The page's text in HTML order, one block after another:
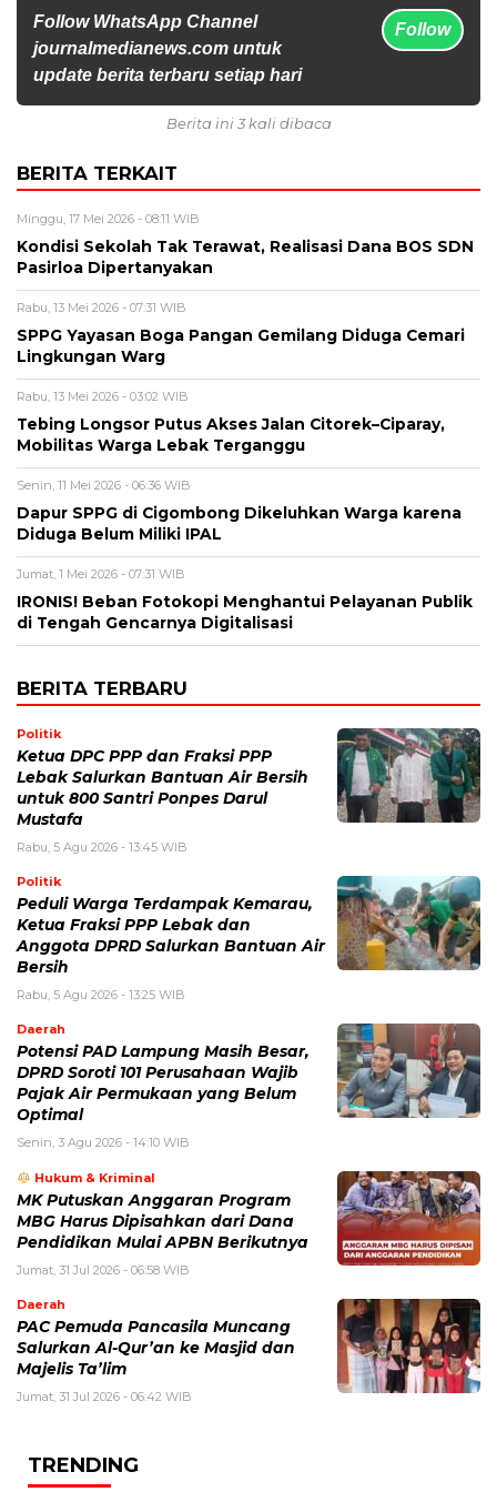
Follow WhatsApp Channel
journalmedianews.com untuk
update berita terbaru setiap hari
Follow
Berita ini 3 kali dibaca
BERITA TERKAIT
Minggu, 17 Mei 2026 - 08:11 WIB
Kondisi Sekolah Tak Terawat, Realisasi Dana BOS SDN
Pasirloa Dipertanyakan
Rabu, 13 Mei 2026 - 07:31 WIB
SPPG Yayasan Boga Pangan Gemilang Diduga Cemari
Lingkungan Warg
Rabu, 13 Mei 2026 - 03:02 WIB
Tebing Longsor Putus Akses Jalan Citorek–Ciparay,
Mobilitas Warga Lebak Terganggu
Senin, 11 Mei 2026 - 06:36 WIB
Dapur SPPG di Cigombong Dikeluhkan Warga karena
Diduga Belum Miliki IPAL
Jumat, 1 Mei 2026 - 07:31 WIB
IRONIS! Beban Fotokopi Menghantui Pelayanan Publik
di Tengah Gencarnya Digitalisasi
BERITA TERBARU
Politik
Ketua DPC PPP dan Fraksi PPP
Lebak Salurkan Bantuan Air Bersih
untuk 800 Santri Ponpes Darul
Mustafa
Rabu, 5 Agu 2026 - 13:45 WIB
Politik
Peduli Warga Terdampak Kemarau,
Ketua Fraksi PPP Lebak dan
Anggota DPRD Salurkan Bantuan Air
Bersih
Rabu, 5 Agu 2026 - 13:25 WIB
Daerah
Potensi PAD Lampung Masih Besar,
DPRD Soroti 101 Perusahaan Wajib
Pajak Air Permukaan yang Belum
Optimal
Senin, 3 Agu 2026 - 14:10 WIB
Hukum & Kriminal
MK Putuskan Anggaran Program
MBG Harus Dipisahkan dari Dana
Pendidikan Mulai APBN Berikutnya
Jumat, 31 Jul 2026 - 06:58 WIB
Daerah
PAC Pemuda Pancasila Muncang
Salurkan Al-Qur’an ke Masjid dan
Majelis Ta’lim
Jumat, 31 Jul 2026 - 06:42 WIB
TRENDING